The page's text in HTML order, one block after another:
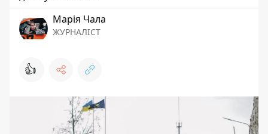
Марія Чала
ЖУРНАЛІСТ
👍